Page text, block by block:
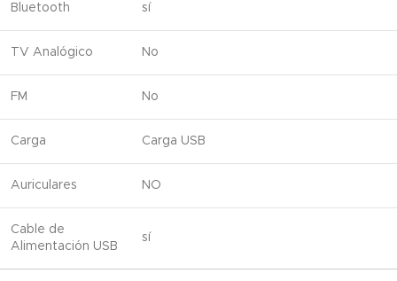
Bluetooth sí
TV Analógico No
FM No
Carga Carga USB
Auriculares NO
Cable de
Alimentación USB
sí